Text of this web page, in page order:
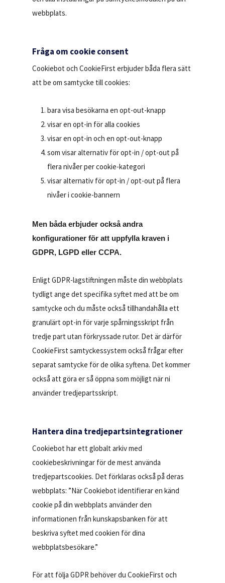
webbplats.
Fråga om cookie consent
Cookiebot och CookieFirst erbjuder båda flera sätt
att be om samtycke till cookies:
bara visa besökarna en opt-out-knapp
visar en opt-in för alla cookies
visar en opt-in och en opt-out-knapp
som visar alternativ för opt-in / opt-out på
flera nivåer per cookie-kategori
visar alternativ för opt-in / opt-out på flera
nivåer i cookie-bannern
Men båda erbjuder också andra
konfigurationer för att uppfylla kraven i
GDPR, LGPD eller CCPA.
Enligt GDPR-lagstiftningen måste din webbplats
tydligt ange det specifika syftet med att be om
samtycke och du måste också tillhandahålla ett
granulärt opt-in för varje spårningsskript från
tredje part utan förkryssade rutor. Det är därför
CookieFirst samtyckessystem också frågar efter
separat samtycke för de olika syftena. Det kommer
också att göra er så öppna som möjligt när ni
använder tredjepartsskript.
Hantera dina tredjepartsintegrationer
Cookiebot har ett globalt arkiv med
cookiebeskrivningar för de mest använda
tredjepartscookies. Det förklaras också på deras
webbplats: ”När Cookiebot identifierar en känd
cookie på din webbplats använder den
informationen från kunskapsbanken för att
beskriva syftet med cookien för dina
webbplatsbesökare.”
För att följa GDPR behöver du CookieFirst och